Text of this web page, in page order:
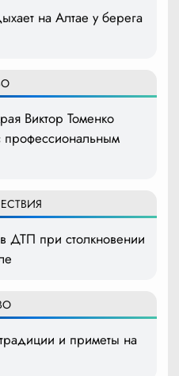
на Алтае у берега
Виктор Томенко
профессиональным
ДТП при столкновении
и приметы на